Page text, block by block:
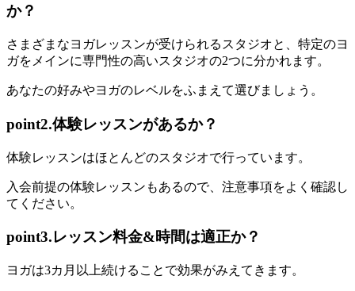
か？
さまざまなヨガレッスンが受けられるスタジオと、 特定のヨ
ガをメインに専門性の高いスタジオの2つに分かれます。
あなたの好みやヨガのレベルをふまえて選びましょう。
point2.体験レッスンがあるか？
体験レッスンはほとんどのスタジオで行っています。
入会前提の体験レッスンもあるので、注意事項をよく確認し
てください。
point3.レッスン料金&時間は適正か？
ヨガは3カ月以上続けることで効果がみえてきます。